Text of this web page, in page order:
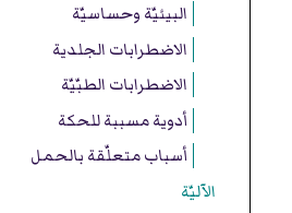
البيئيّة وحساسيّة
الاضطرابات الجلدية
الاضطرابات الطبّيّة
أدوية مسببة للحكة
أسباب متعلّقة بالحمل
الآليّة